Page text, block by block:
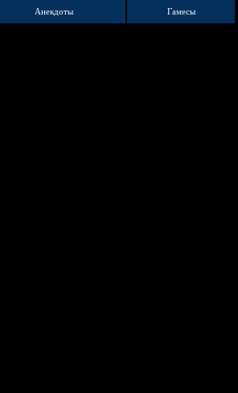
Анекдоты Гамесы